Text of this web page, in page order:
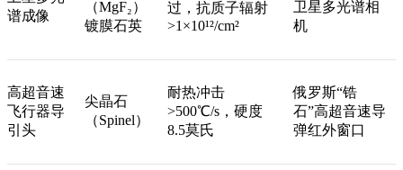
谱成像
（MgF₂）
镀膜石英
过，抗质子辐射
>1×10¹²/cm²
卫星多光谱相
机
高超音速
飞行器导
引头
尖晶石
（Spinel）
耐热冲击
>500℃/s，硬度
8.5莫氏
俄罗斯“锆
石”高超音速导
弹红外窗口